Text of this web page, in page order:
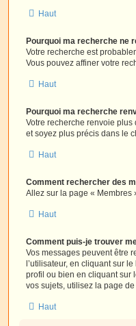
Haut
Pourquoi ma recherche ne
Votre recherche est
Vous pouvez affiner votre
Haut
Pourquoi ma recherche
Votre recherche renvoie
et soyez plus précis dans le
Haut
Comment rechercher des
Allez sur la page « Membres
Haut
Comment puis-je trouver
Vos messages peuvent être
l’utilisateur, en cliquant sur
profil ou bien en cliquant sur
vos sujets, utilisez la page
Haut